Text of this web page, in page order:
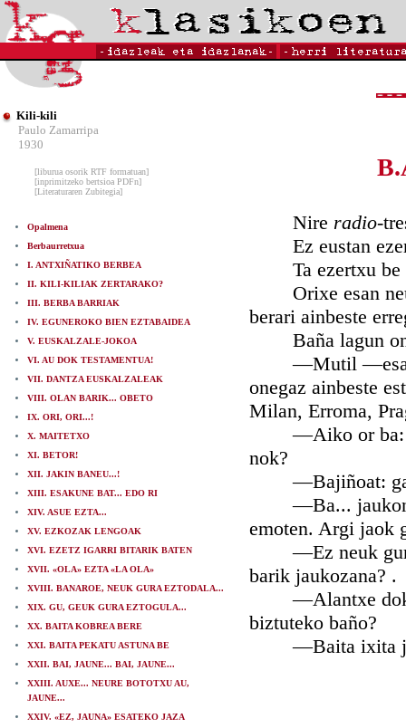
Kili-kili
Paulo Zamarripa
1930
[liburua osorik RTF formatuan]
[inprimitzeko bertsioa PDFn]
[Literaturaren Zubitegia]
Opalmena
Berbaurretxua
I. ANTXIÑATIKO BERBEA
II. KILI-KILIAK ZERTARAKO?
III. BERBA BARRIAK
IV. EGUNEROKO BIEN EZTABAIDEA
V. EUSKALZALE-JOKOA
VI. AU DOK TESTAMENTUA!
VII. DANTZA EUSKALZALEAK
VIII. OLAN BARIK... OBETO
IX. ORI, ORI...!
X. MAITETXO
XI. BETOR!
XII. JAKIN BANEU...!
XIII. ESAKUNE BAT... EDO RI
XIV. ASUE EZTA...
XV. EZKOZAK LENGOAK
XVI. EZETZ IGARRI BITARIK BATEN
XVII. «OLA» EZTA «LA OLA»
XVIII. BANAROE, NEUK GURA EZTODALA...
XIX. GU, GEUK GURA EZTOGULA...
XX. BAITA KOBREA BERE
XXI. BAITA PEKATU ASTUNA BE
XXII. BAI, JAUNE... BAI, JAUNE...
XXIII. AUXE... NEURE BOTOTXU AU,
JAUNE...
XXIV. «EZ, JAUNA» ESATEKO JAZA
Nire radio-
Ez eustan
Ta ezertxu be
Orixe esan
berari ainbeste
Baña lagun
—Mutil —esan
onegaz ainbeste
Milan, Erroma,
—Aiko or ba:
nok?
—Bajiñoat:
—Ba... jaukona
emoten. Argi jaok
—Ez neuk gura
barik jaukozana? .
—Alantxe dok!
biztuteko baño?
—Baita ixita